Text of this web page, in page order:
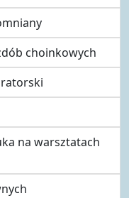
choinkowych
na warsztatach